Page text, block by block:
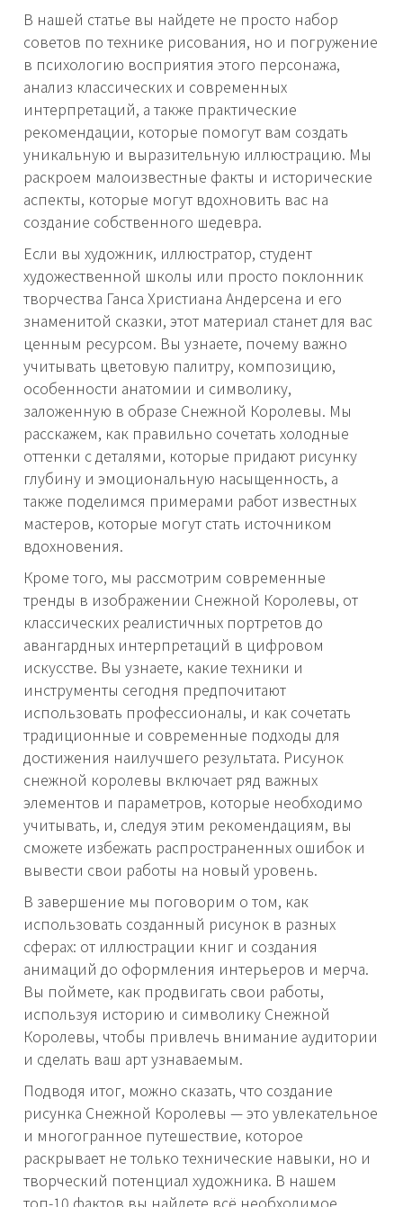
В нашей статье вы найдете не просто набор
советов по технике рисования, но и погружение
в психологию восприятия этого персонажа,
анализ классических и современных
интерпретаций, а также практические
рекомендации, которые помогут вам создать
уникальную и выразительную иллюстрацию. Мы
раскроем малоизвестные факты и исторические
аспекты, которые могут вдохновить вас на
создание собственного шедевра.
Если вы художник, иллюстратор, студент
художественной школы или просто поклонник
творчества Ганса Христиана Андерсена и его
знаменитой сказки, этот материал станет для вас
ценным ресурсом. Вы узнаете, почему важно
учитывать цветовую палитру, композицию,
особенности анатомии и символику,
заложенную в образе Снежной Королевы. Мы
расскажем, как правильно сочетать холодные
оттенки с деталями, которые придают рисунку
глубину и эмоциональную насыщенность, а
также поделимся примерами работ известных
мастеров, которые могут стать источником
вдохновения.
Кроме того, мы рассмотрим современные
тренды в изображении Снежной Королевы, от
классических реалистичных портретов до
авангардных интерпретаций в цифровом
искусстве. Вы узнаете, какие техники и
инструменты сегодня предпочитают
использовать профессионалы, и как сочетать
традиционные и современные подходы для
достижения наилучшего результата. Рисунок
снежной королевы включает ряд важных
элементов и параметров, которые необходимо
учитывать, и, следуя этим рекомендациям, вы
сможете избежать распространенных ошибок и
вывести свои работы на новый уровень.
В завершение мы поговорим о том, как
использовать созданный рисунок в разных
сферах: от иллюстрации книг и создания
анимаций до оформления интерьеров и мерча.
Вы поймете, как продвигать свои работы,
используя историю и символику Снежной
Королевы, чтобы привлечь внимание аудитории
и сделать ваш арт узнаваемым.
Подводя итог, можно сказать, что создание
рисунка Снежной Королевы — это увлекательное
и многогранное путешествие, которое
раскрывает не только технические навыки, но и
творческий потенциал художника. В нашем